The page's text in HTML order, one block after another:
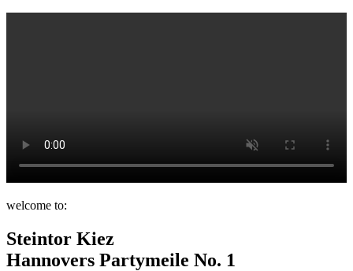
welcome to:
Steintor Kiez
Hannovers Partymeile No. 1